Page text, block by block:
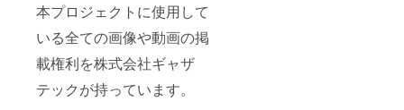
本プロジェクトに使用して
いる全ての画像や動画の掲
載権利を株式会社ギャザ
テックが持っています。